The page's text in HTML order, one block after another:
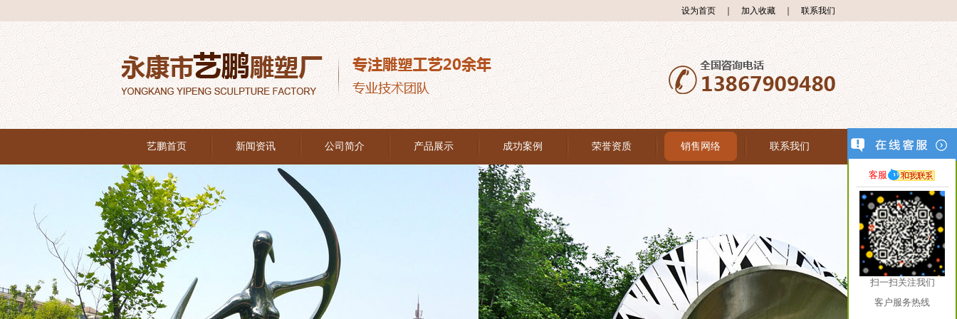
客服
扫一扫关注我们
客户服务热线
设为首页 加入收藏 联系我们
艺鹏首页 新闻资讯 公司简介 产品展示 成功案例 荣誉资质 销售网络 联系我们